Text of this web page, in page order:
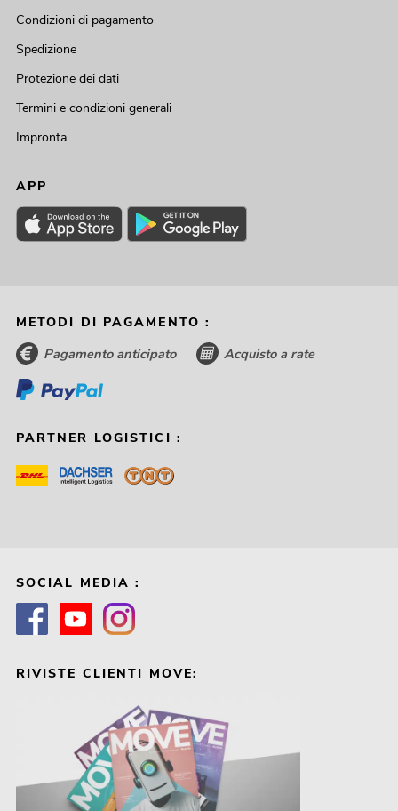
Condizioni di pagamento
Spedizione
Protezione dei dati
Termini e condizioni generali
Impronta
APP
METODI DI PAGAMENTO :
Pagamento anticipato Acquisto a rate
PARTNER LOGISTICI :
SOCIAL MEDIA :
RIVISTE CLIENTI MOVE: